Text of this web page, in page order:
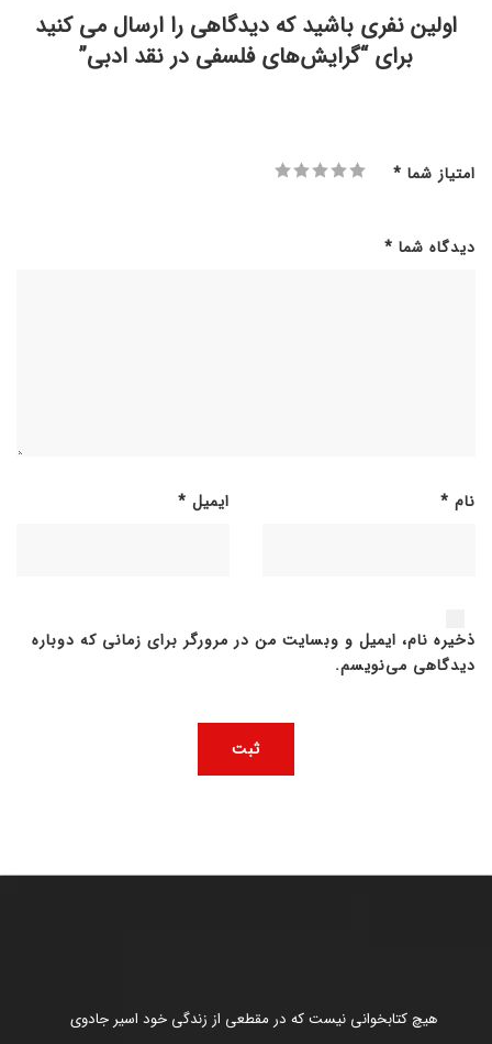
اولین نفری باشید که دیدگاهی را ارسال می کنید
برای “گرایش‌های فلسفی در نقد ادبی”
امتیاز شما *
دیدگاه شما *
نام * ایمیل *
ذخیره نام، ایمیل و وبسایت من در مرورگر برای زمانی که دوباره
دیدگاهی می‌نویسم.
هیچ کتابخوانی نیست که در مقطعی از زندگی خود اسیر جادوی